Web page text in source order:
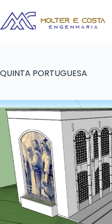
QUINTA PORTUGUESA